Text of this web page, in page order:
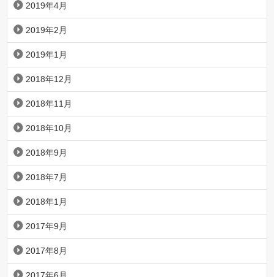
2019年4月
2019年2月
2019年1月
2018年12月
2018年11月
2018年10月
2018年9月
2018年7月
2018年1月
2017年9月
2017年8月